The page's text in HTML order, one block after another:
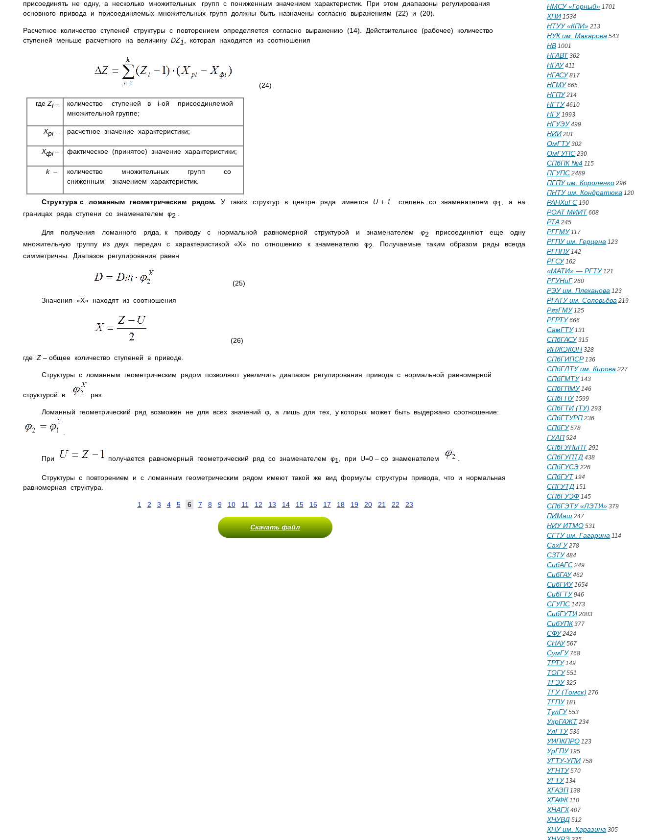
присоединять не одну, а несколько множительных групп с пониженным значением характеристик. При этом диапазоны регулирования
основного привода и присоединяемых множительных групп должны быть назначены согласно выражениям (22) и (20).
Расчетное количество ступеней структуры с повторением определяется согласно выражению (14). Действительное (рабочее) количество
ступеней меньше расчетного на величину DZ1 , которая находится из соотношения
(24)
где Zi–
количество ступеней в i-ой присоединяемой
множительной группе;
Xpi– расчетное значение характеристики;
Xфi – фактическое (принятое) значение характеристики;
k–
количество множительных групп со
сниженным значением характеристик.
Структура с ломанным геометрическим рядом. У таких структур в центре ряда имеется U+ 1 степень со знаменателем φ1
, а на
границах ряда ступени со знаменателем φ2
Для получения ломанного ряда, к приводу с нормальной равномерной структурой и знаменателем φ2 присоединяют еще одну
множительную группу из двух передач с характеристикой «Х» по отношению к знаменателю φ2 . Получаемые таким образом ряды всегда
симметричны. Диапазон регулирования равен
(25)
Значения «Х» находят из соотношения
(26)
где Z – общее количество ступеней в приводе.
Структуры с ломанным геометрическим рядом позволяют увеличить диапазон регулирования привода с нормальной равномерной
структурой в раз.
Ломанный геометрический ряд возможен не для всех значений φ, а лишь для тех, у которых может быть выдержано соотношение:
При получается равномерный геометрический ряд со знаменателем φ1 , при U=0 – со знаменателем
Структуры с повторением и с ломанным геометрическим рядом имеют такой же вид формулы структуры привода, что и нормальная
равномерная структура.
1 2 3 4 5 6 7 8 9 10 11 12 13 14 15 16 17 18 19 20 21 22 23
Скачать файл
НМСУ «Горный» 1701
ХПИ 1534
НТУУ «КПИ» 213
НУК им. Макарова 543
НВ 1001
НГАВТ 362
НГАУ411
НГАСУ817
НГМУ665
НГПУ214
НГТУ4610
НГУ1993
НГУЭУ499
НИИ 201
ОмГТУ302
ОмГУПС 230
СПбПК №4 115
ПГУПС 2489
ПГПУ им. Короленко 296
ПНТУ им. Кондратюка 120
РАНХиГС 190
РОАТ МИИТ 608
РТА 245
РГГМУ117
РГПУ им. Герцена 123
РГППУ142
РГСУ162
«МАТИ» — РГТУ121
РГУНиГ 260
РЭУ им. Плеханова 123
РГАТУ им. Соловьёва 219
РязГМУ125
РГРТУ666
СамГТУ131
СПбГАСУ315
ИНЖЭКОН 328
СПбГИПСР136
СПбГЛТУ им. Кирова 227
СПбГМТУ143
СПбГПМУ146
СПбГПУ1599
СПбГТИ (ТУ) 293
СПбГТУРП 236
СПбГУ578
ГУАП 524
СПбГУНиПТ 291
СПбГУПТД 438
СПбГУСЭ 226
СПбГУТ 194
СПГУТД 151
СПбГУЭФ 145
СПбГЭТУ «ЛЭТИ» 379
ПИМаш 247
НИУ ИТМО 531
СГТУ им. Гагарина 114
СахГУ278
СЗТУ484
СибАГС 249
СибГАУ462
СибГИУ1654
СибГТУ946
СГУПС 1473
СибГУТИ 2083
СибУПК 377
СФУ2424
СНАУ567
СумГУ768
ТРТУ149
ТОГУ551
ТГЭУ325
ТГУ (Томск) 276
ТГПУ181
ТулГУ553
УкрГАЖТ 234
УлГТУ536
УИПКПРО 123
УрГПУ195
УГТУ-УПИ 758
УГНТУ570
УГТУ134
ХГАЭП 138
ХГАФК 110
ХНАГХ 407
ХНУВД 512
ХНУ им. Каразина 305